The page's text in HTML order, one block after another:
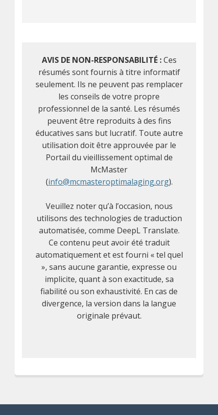
AVIS DE NON-RESPONSABILITÉ :Ces
résumés sont fournis à titre informatif
seulement. Ils ne peuvent pas remplacer
les conseils de votre propre
professionnel de la santé. Les résumés
peuvent être reproduits à des fins
éducatives sans but lucratif. Toute autre
utilisation doit être approuvée par le
Portail du vieillissement optimal de
McMaster
(info@mcmasteroptimalaging.org).
Veuillez noter qu’à l’occasion, nous
utilisons des technologies de traduction
automatisée, comme DeepL Translate.
Ce contenu peut avoir été traduit
automatiquement et est fourni « tel quel
», sans aucune garantie, expresse ou
implicite, quant à son exactitude, sa
fiabilité ou son exhaustivité. En cas de
divergence, la version dans la langue
originale prévaut.